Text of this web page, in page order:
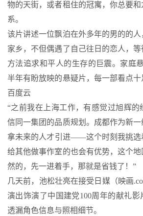
物的天街，或者租住的冠寓，你总要
系。
该片讲述一位飘泊在外多年的男的的人
家乡，不但偶遇了自己往日的恋人，
方法追求和平人的生存的巨震。家庭
半年有盼放映的悬疑片，每一部看点十
百度云
“之前我在上海工作，有感觉过旭辉的
信同一集团的品质规划。成都作为新
拿未来的人才引进——这个时刻我挑选
给其他做事作室的也会有优势，这个
然的，先一进着手，那就是省钱了！”
几天前，池松壮亮在接受日媒（映画
演出饰演了中国建党100周年的献礼影
透漏角色信息与照相细节。